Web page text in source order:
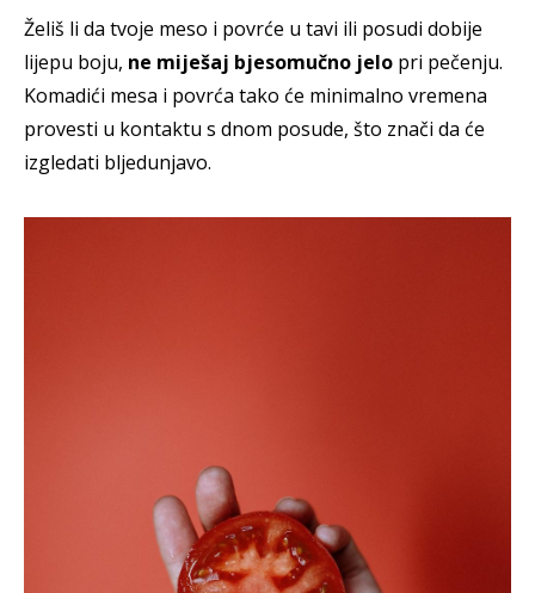
Želiš li da tvoje meso i povrće u tavi ili posudi dobije
lijepu boju, ne miješaj bjesomučno jelo pri pečenju.
Komadići mesa i povrća tako će minimalno vremena
provesti u kontaktu s dnom posude, što znači da će
izgledati bljedunjavo.